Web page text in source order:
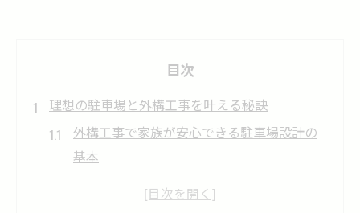
目次
理想の駐車場と外構工事を叶える秘訣
外構工事で家族が安心できる駐車場設計の
基本